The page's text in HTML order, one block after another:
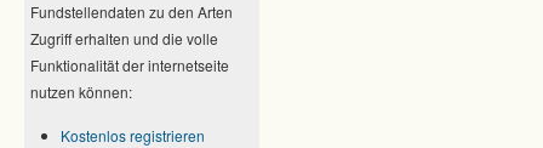
Fundstellendaten zu den Arten
Zugriff erhalten und die volle
Funktionalität der internetseite
nutzen können:
Kostenlos registrieren